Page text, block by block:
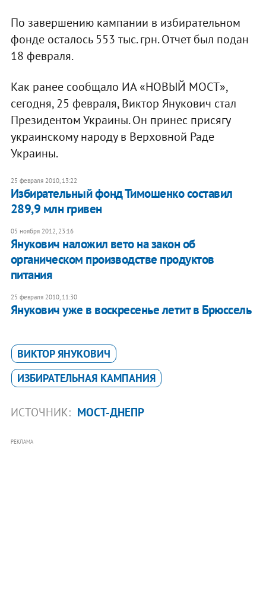
По завершению кампании в избирательном
фонде осталось 553 тыс. грн. Отчет был подан
18 февраля.
Как ранее сообщало ИА «НОВЫЙ МОСТ»,
сегодня, 25 февраля, Виктор Янукович стал
Президентом Украины. Он принес присягу
украинскому народу в Верховной Раде
Украины.
25 февраля 2010, 13:22
Избирательный фонд Тимошенко составил
289,9 млн гривен
05 ноября 2012, 23:16
Янукович наложил вето на закон об
органическом производстве продуктов
питания
25 февраля 2010, 11:30
Янукович уже в воскресенье летит в Брюссель
ВИКТОР ЯНУКОВИЧ
ИЗБИРАТЕЛЬНАЯ КАМПАНИЯ
ИСТОЧНИК: МОСТ-ДНЕПР
РЕКЛАМА